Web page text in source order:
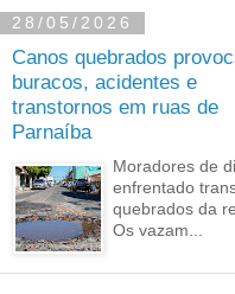
28/05/2026
Canos quebrados
buracos, acidentes e
transtornos em ruas de
Parnaíba
Moradores de
enfrentado
quebrados da
Os vazam...